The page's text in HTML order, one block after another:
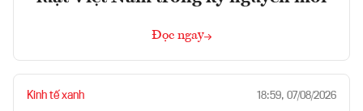
Đọc ngay
Kinh tế xanh 18:59, 07/08/2026